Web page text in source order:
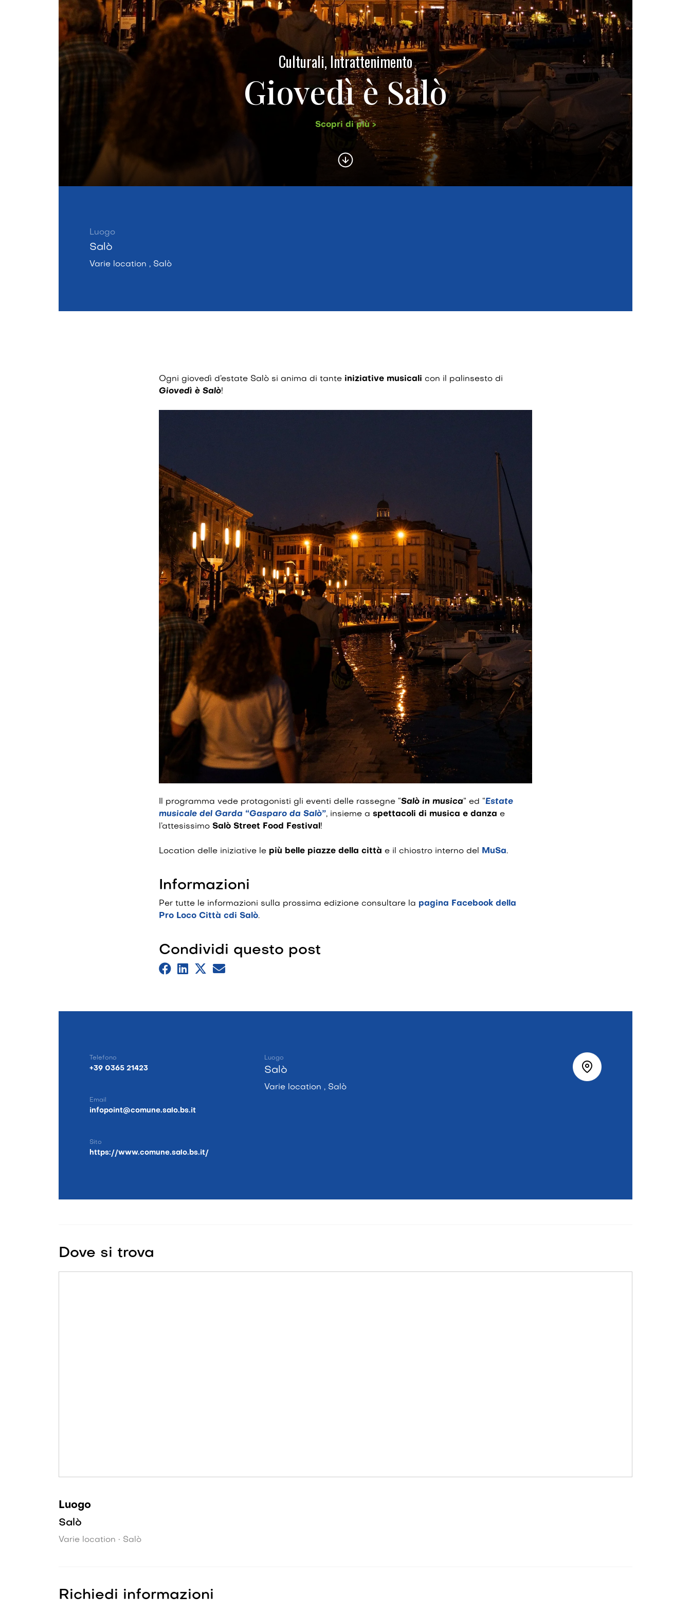
Culturali, Intrattenimento
Giovedì è Salò
Scopri di più >
Luogo
Salò
Varie location , Salò
Ogni giovedì d’estate Salò si anima di tante iniziative musicali con il palinsesto di
Giovedì è Salò!
Il programma vede protagonisti gli eventi delle rassegne “Salò in musica” ed “Estate
musicale del Garda “Gasparo da Salò”, insieme a spettacoli di musica e danza e
l’attesissimo Salò Street Food Festival!
Location delle iniziative le più belle piazze della città e il chiostro interno del MuSa.
Informazioni
Per tutte le informazioni sulla prossima edizione consultare la pagina Facebook della
Pro Loco Città cdi Salò.
Condividi questo post
Telefono
+39 0365 21423
Email
infopoint@comune.salo.bs.it
Sito
https://www.comune.salo.bs.it/
Luogo
Salò
Varie location , Salò
Dove si trova
Luogo
Salò
Varie location • Salò
Richiedi informazioni